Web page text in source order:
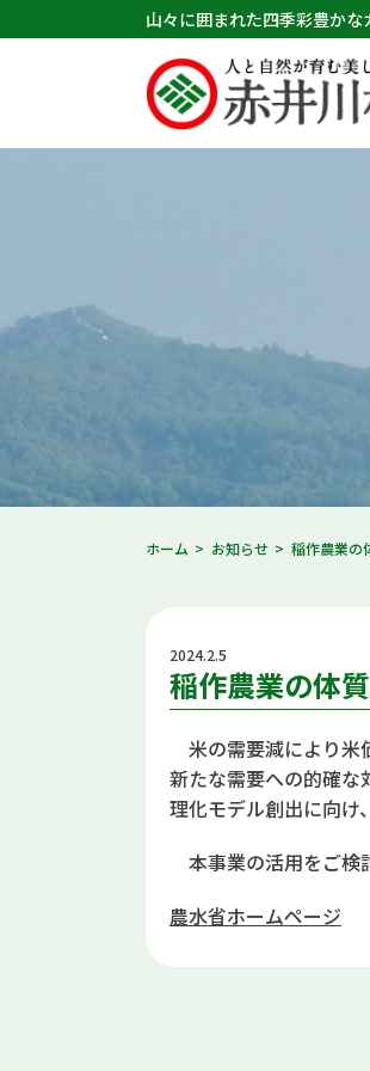
山々に囲まれた四季彩豊かな
ホーム お知らせ 稲作農業の
2024.2.5
稲作農業の体
米の需要減により米
新たな需要への的確な
理化モデル創出に向け
本事業の活用をご検
農水省ホームページ